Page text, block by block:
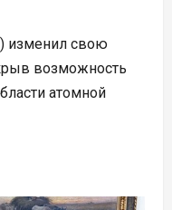
изменил свою
возможность
атомной